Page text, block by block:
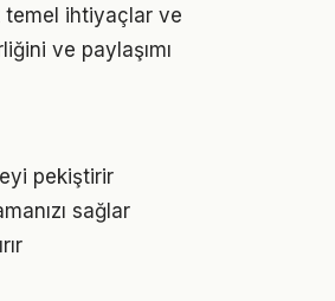
temel ihtiyaçlar ve
ve paylaşımı
pekiştirir
sağlar